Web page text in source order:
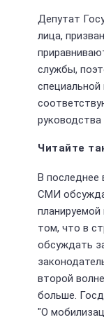
Депутат
лица,
службы,
В последнее
СМИ
том, что в
обсуждать
второй
больше.
"О